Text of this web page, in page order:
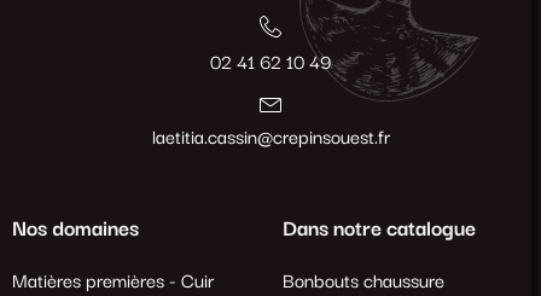
02 41 62 10 49
laetitia.cassin@crepinsouest.fr
Nos domaines
Matières premières - Cuir
Dans notre catalogue
Bonbouts chaussure